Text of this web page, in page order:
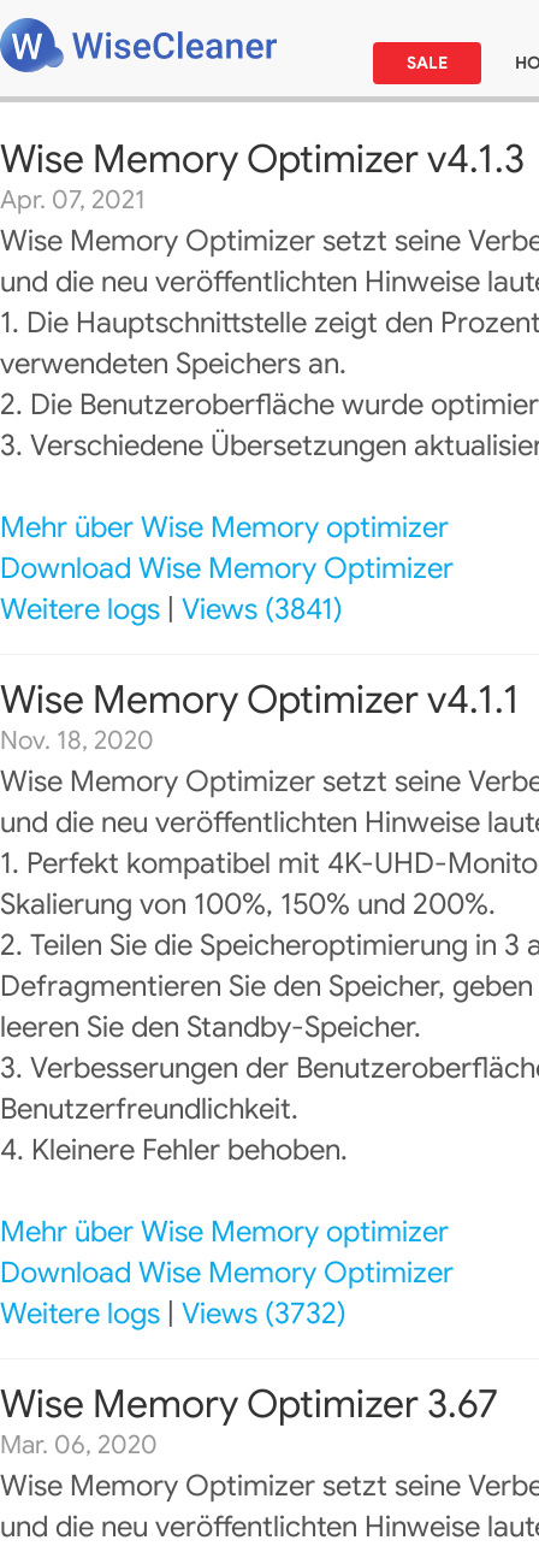
SALE
Wise Memory Optimizer v4.1.3
Apr. 07, 2021
Wise Memory Optimizer setzt seine
und die neu veröffentlichten Hinweise
1. Die Hauptschnittstelle zeigt den
verwendeten Speichers an.
2. Die Benutzeroberfläche wurde
3. Verschiedene Übersetzungen
Mehr über Wise Memory optimizer
Download Wise Memory Optimizer
Weitere logs Views (3841)
Wise Memory Optimizer v4.1.1
Nov. 18, 2020
Wise Memory Optimizer setzt seine
und die neu veröffentlichten Hinweise
1. Perfekt kompatibel mit 4K-UHD-
Skalierung von 100%, 150% und 200%.
2. Teilen Sie die Speicheroptimierung in
Defragmentieren Sie den Speicher,
leeren Sie den Standby-Speicher.
3. Verbesserungen der
Benutzerfreundlichkeit.
4. Kleinere Fehler behoben.
Mehr über Wise Memory optimizer
Download Wise Memory Optimizer
Weitere logs Views (3732)
Wise Memory Optimizer 3.67
Mar. 06, 2020
Wise Memory Optimizer setzt seine
und die neu veröffentlichten Hinweise